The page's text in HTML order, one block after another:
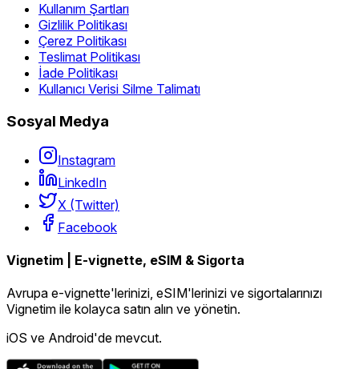
Kullanım Şartları
Gizlilik Politikası
Çerez Politikası
Teslimat Politikası
İade Politikası
Kullanıcı Verisi Silme Talimatı
Sosyal Medya
Instagram
LinkedIn
X (Twitter)
Facebook
Vignetim | E-vignette, eSIM & Sigorta
Avrupa e-vignette'lerinizi, eSIM'lerinizi ve sigortalarınızı
Vignetim ile kolayca satın alın ve yönetin.
iOS ve Android'de mevcut.